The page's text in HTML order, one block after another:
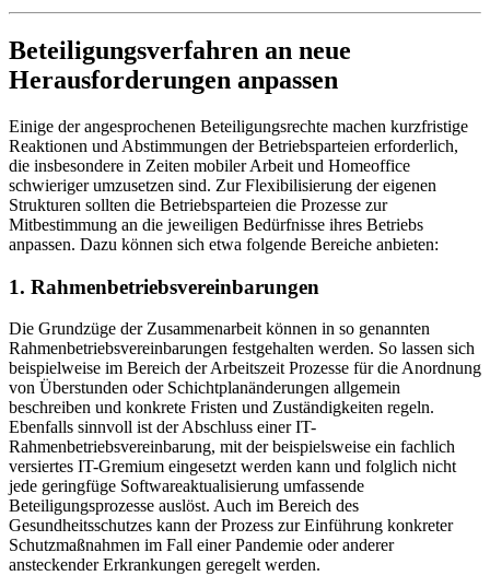
Beteiligungsverfahren an neue
Herausforderungen anpassen
Einige der angesprochenen Beteiligungsrechte machen kurzfristige
Reaktionen und Abstimmungen der Betriebsparteien erforderlich,
die insbesondere in Zeiten mobiler Arbeit und Homeoffice
schwieriger umzusetzen sind. Zur Flexibilisierung der eigenen
Strukturen sollten die Betriebsparteien die Prozesse zur
Mitbestimmung an die jeweiligen Bedürfnisse ihres Betriebs
anpassen. Dazu können sich etwa folgende Bereiche anbieten:
1. Rahmenbetriebsvereinbarungen
Die Grundzüge der Zusammenarbeit können in so genannten
Rahmenbetriebsvereinbarungen festgehalten werden. So lassen sich
beispielweise im Bereich der Arbeitszeit Prozesse für die Anordnung
von Überstunden oder Schichtplanänderungen allgemein
beschreiben und konkrete Fristen und Zuständigkeiten regeln.
Ebenfalls sinnvoll ist der Abschluss einer IT-
Rahmenbetriebsvereinbarung, mit der beispielsweise ein fachlich
versiertes IT-Gremium eingesetzt werden kann und folglich nicht
jede geringfüge Softwareaktualisierung umfassende
Beteiligungsprozesse auslöst. Auch im Bereich des
Gesundheitsschutzes kann der Prozess zur Einführung konkreter
Schutzmaßnahmen im Fall einer Pandemie oder anderer
ansteckender Erkrankungen geregelt werden.